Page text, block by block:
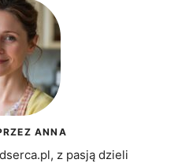
ANNA
z pasją dzieli